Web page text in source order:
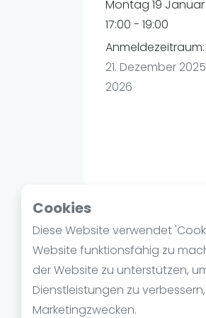
Cookies
Diese Website verwendet
Website funktionsfähig zu
der Website zu unterstützen,
Dienstleistungen zu
Marketingzwecken.
Verschiedenes
Montag 19
17:00 - 19:00
Anmeldezeitraum:
21. Dezember
2026
Über
Du spielst Padel
weiteren amigos
unserem